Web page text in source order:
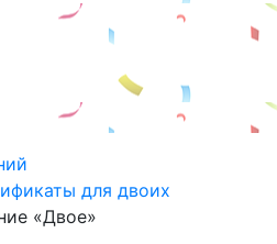
для двоих
«Двое»